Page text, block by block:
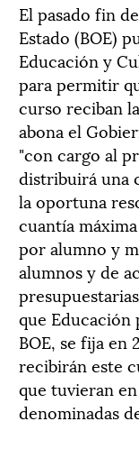
El pasado fin
Estado (BOE)
Educación y
para permitir
curso reciban
abona el
"con cargo al
distribuirá una
la oportuna
cuantía
por alumno y
alumnos y de
que Educación
BOE, se fija en
recibirán este
que tuvieran
denominadas